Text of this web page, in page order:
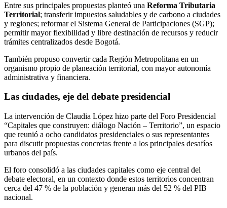
Entre sus principales propuestas planteó una Reforma Tributaria
Territorial; transferir impuestos saludables y de carbono a ciudades
y regiones; reformar el Sistema General de Participaciones (SGP);
permitir mayor flexibilidad y libre destinación de recursos y reducir
trámites centralizados desde Bogotá.
También propuso convertir cada Región Metropolitana en un
organismo propio de planeación territorial, con mayor autonomía
administrativa y financiera.
Las ciudades, eje del debate presidencial
La intervención de Claudia López hizo parte del Foro Presidencial
“Capitales que construyen: diálogo Nación – Territorio”, un espacio
que reunió a ocho candidatos presidenciales o sus representantes
para discutir propuestas concretas frente a los principales desafíos
urbanos del país.
El foro consolidó a las ciudades capitales como eje central del
debate electoral, en un contexto donde estos territorios concentran
cerca del 47 % de la población y generan más del 52 % del PIB
nacional.